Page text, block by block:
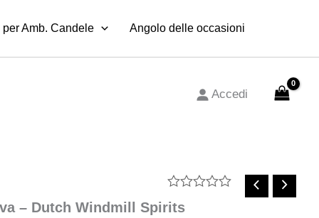
per Amb. Candele Angolo delle occasioni
Accedi
0
– Dutch Windmill Spirits